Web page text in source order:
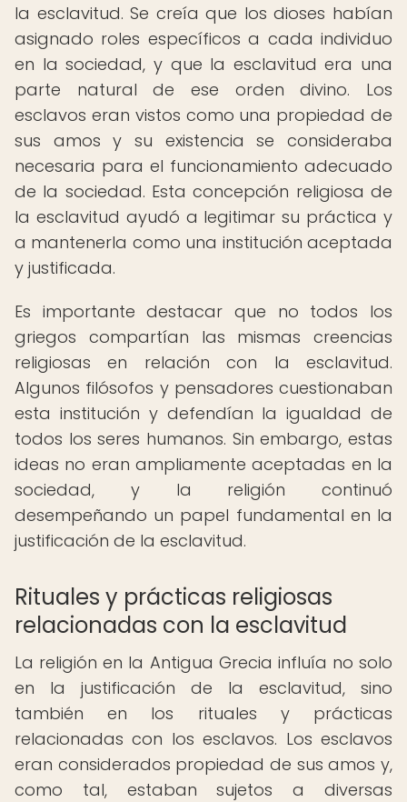
la esclavitud. Se creía que los dioses habían
asignado roles específicos a cada individuo
en la sociedad, y que la esclavitud era una
parte natural de ese orden divino. Los
esclavos eran vistos como una propiedad de
sus amos y su existencia se consideraba
necesaria para el funcionamiento adecuado
de la sociedad. Esta concepción religiosa de
la esclavitud ayudó a legitimar su práctica y
a mantenerla como una institución aceptada
y justificada.
Es importante destacar que no todos los
griegos compartían las mismas creencias
religiosas en relación con la esclavitud.
Algunos filósofos y pensadores cuestionaban
esta institución y defendían la igualdad de
todos los seres humanos. Sin embargo, estas
ideas no eran ampliamente aceptadas en la
sociedad, y la religión continuó
desempeñando un papel fundamental en la
justificación de la esclavitud.
Rituales y prácticas religiosas
relacionadas con la esclavitud
La religión en la Antigua Grecia influía no solo
en la justificación de la esclavitud, sino
también en los rituales y prácticas
relacionadas con los esclavos. Los esclavos
eran considerados propiedad de sus amos y,
como tal, estaban sujetos a diversas